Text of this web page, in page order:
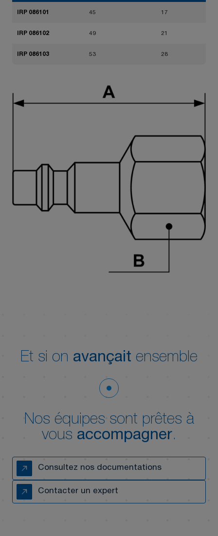
IRP 086101 45 17
IRP 086102 49 21
IRP 086103 53 28
Et si on avançait ensemble
Nos équipes sont prêtes à
vous accompagner.
Consultez nos documentations
Contacter un expert